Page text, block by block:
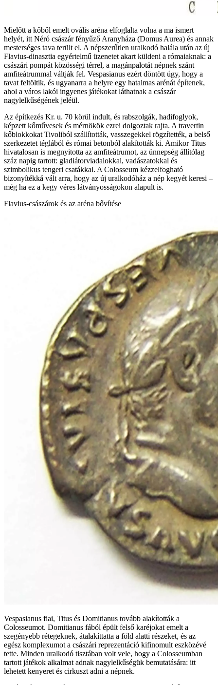
Mielőtt a kőből emelt ovális aréna elfoglalta volna a ma ismert
helyét, itt Néró császár fényűző Aranyháza (Domus Aurea) és annak
mesterséges tava terült el. A népszerűtlen uralkodó halála után az új
Flavius‑dinasztia egyértelmű üzenetet akart küldeni a rómaiaknak: a
császári pompát közösségi térrel, a magánpalotát népnek szánt
amfiteátrummal váltják fel. Vespasianus ezért döntött úgy, hogy a
tavat feltöltik, és ugyanarra a helyre egy hatalmas arénát építenek,
ahol a város lakói ingyenes játékokat láthatnak a császár
nagylelkűségének jeléül.
Az építkezés Kr. u. 70 körül indult, és rabszolgák, hadifoglyok,
képzett kőművesek és mérnökök ezrei dolgoztak rajta. A travertin
kőblokkokat Tivoliból szállították, vasszegekkel rögzítették, a belső
szerkezetet téglából és római betonból alakították ki. Amikor Titus
hivatalosan is megnyitotta az amfiteátrumot, az ünnepség állítólag
száz napig tartott: gladiátorviadalokkal, vadászatokkal és
szimbolikus tengeri csatákkal. A Colosseum kézzelfogható
bizonyítékká vált arra, hogy az új uralkodóház a nép kegyét keresi –
még ha ez a kegy véres látványosságokon alapult is.
Flavius‑császárok és az aréna bővítése
Vespasianus fiai, Titus és Domitianus tovább alakították a
Colosseumot. Domitianus fából épült felső karéjokat emelt a
szegényebb rétegeknek, átalakíttatta a föld alatti részeket, és az
egész komplexumot a császári reprezentáció kifinomult eszközévé
tette. Minden uralkodó tisztában volt vele, hogy a Colosseumban
tartott játékok alkalmat adnak nagylelkűségük bemutatására: itt
lehetett kenyeret és cirkuszt adni a népnek.